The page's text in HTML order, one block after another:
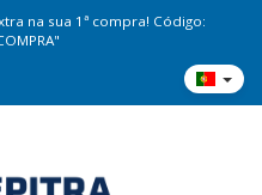
na sua 1ª compra! Código: